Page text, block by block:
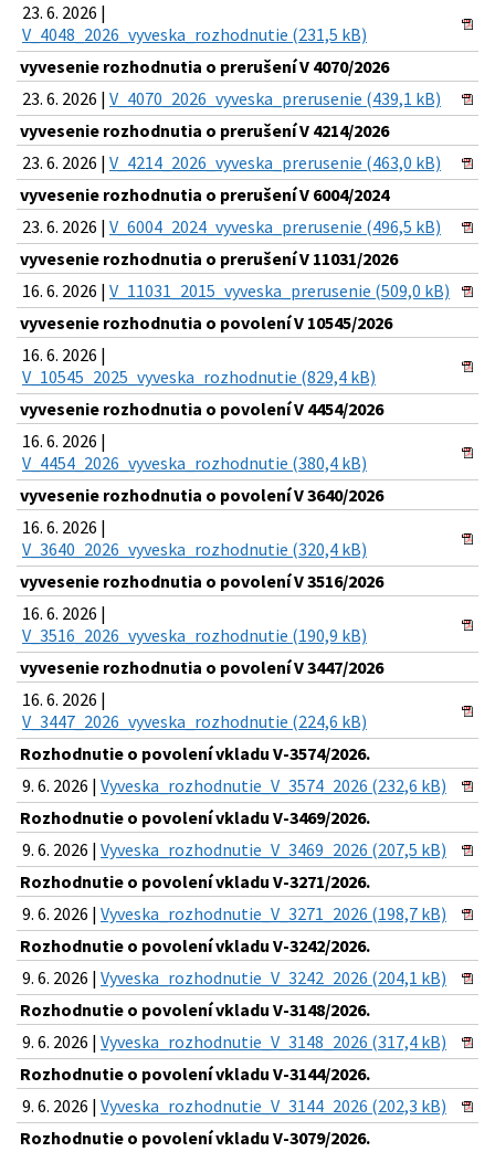
23. 6. 2026 |
V_4048_2026_vyveska_rozhodnutie (231,5 kB)
vyvesenie rozhodnutia o prerušení V 4070/2026
23. 6. 2026 | V_4070_2026_vyveska_prerusenie (439,1 kB)
vyvesenie rozhodnutia o prerušení V 4214/2026
23. 6. 2026 | V_4214_2026_vyveska_prerusenie (463,0 kB)
vyvesenie rozhodnutia o prerušení V 6004/2024
23. 6. 2026 | V_6004_2024_vyveska_prerusenie (496,5 kB)
vyvesenie rozhodnutia o prerušení V 11031/2026
16. 6. 2026 | V_11031_2015_vyveska_prerusenie (509,0 kB)
vyvesenie rozhodnutia o povolení V 10545/2026
16. 6. 2026 |
V_10545_2025_vyveska_rozhodnutie (829,4 kB)
vyvesenie rozhodnutia o povolení V 4454/2026
16. 6. 2026 |
V_4454_2026_vyveska_rozhodnutie (380,4 kB)
vyvesenie rozhodnutia o povolení V 3640/2026
16. 6. 2026 |
V_3640_2026_vyveska_rozhodnutie (320,4 kB)
vyvesenie rozhodnutia o povolení V 3516/2026
16. 6. 2026 |
V_3516_2026_vyveska_rozhodnutie (190,9 kB)
vyvesenie rozhodnutia o povolení V 3447/2026
16. 6. 2026 |
V_3447_2026_vyveska_rozhodnutie (224,6 kB)
Rozhodnutie o povolení vkladu V-3574/2026.
9. 6. 2026 | Vyveska_rozhodnutie_V_3574_2026 (232,6 kB)
Rozhodnutie o povolení vkladu V-3469/2026.
9. 6. 2026 | Vyveska_rozhodnutie_V_3469_2026 (207,5 kB)
Rozhodnutie o povolení vkladu V-3271/2026.
9. 6. 2026 | Vyveska_rozhodnutie_V_3271_2026 (198,7 kB)
Rozhodnutie o povolení vkladu V-3242/2026.
9. 6. 2026 | Vyveska_rozhodnutie_V_3242_2026 (204,1 kB)
Rozhodnutie o povolení vkladu V-3148/2026.
9. 6. 2026 | Vyveska_rozhodnutie_V_3148_2026 (317,4 kB)
Rozhodnutie o povolení vkladu V-3144/2026.
9. 6. 2026 | Vyveska_rozhodnutie_V_3144_2026 (202,3 kB)
Rozhodnutie o povolení vkladu V-3079/2026.